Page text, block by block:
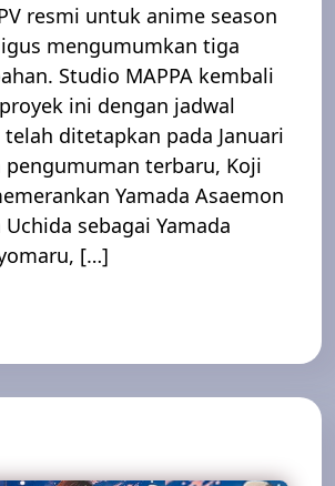
resmi untuk anime season
mengumumkan tiga
Studio MAPPA kembali
ini dengan jadwal
ditetapkan pada Januari
pengumuman terbaru, Koji
Yamada Asaemon
Uchida sebagai Yamada
[…]